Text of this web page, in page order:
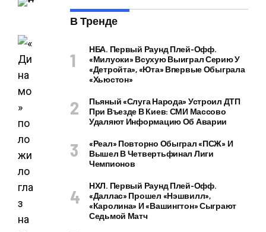
В Тренде
НБА. Первый Раунд Плей-Офф.
«Милуоки» Всухую Выиграл Серию У
«Детройта», «Юта» Впервые Обыграла
«Хьюстон»
Пьяный «слуга Народа» Устроил ДТП
При Въезде В Киев: СМИ Массово
Удаляют Информацию Об Аварии
«Реал» Повторно Обыграл «ПСЖ» И
Вышел В Четвертьфинал Лиги
Чемпионов
НХЛ. Первый Раунд Плей-Офф.
«Даллас» Прошел «Нэшвилл»,
«Каролина» И «Вашингтон» Сыграют
Седьмой Матч